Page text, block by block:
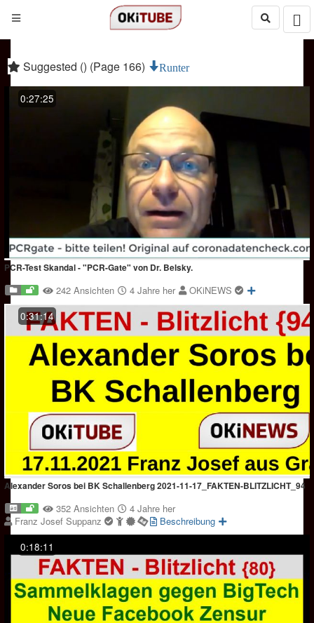
Suggested () (Page 166) Runter
0:27:25
PCR-Test Skandal - "PCR-Gate" von Dr. Belsky.
242 Ansichten 4 Jahre her
OKiNEWS
0:31:14
Alexander Soros bei BK Schallenberg 2021-11-17_FAKTEN-BLITZLICHT_94
352 Ansichten
4 Jahre her
Franz Josef Suppanz
Beschreibung
0:18:11